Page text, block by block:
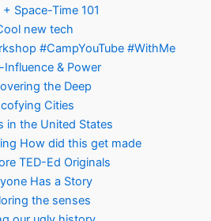
+ Space-Time 101
new tech
#CampYouTube #WithMe
Influence & Power
the Deep
Cities
in the United States
How did this get made
TED-Ed Originals
Has a Story
the senses